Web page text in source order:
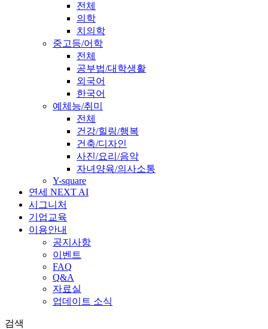
전체
의학
치의학
중고등/어학
전체
공부법/대학생활
외국어
한국어
예체능/취미
전체
건강/힐링/행복
건축/디자인
사진/요리/음악
자녀양육/의사소통
Y-square
연세 NEXT AI
시그니처
기업교육
이용안내
공지사항
이벤트
FAQ
Q&A
자료실
업데이트 소식
검색